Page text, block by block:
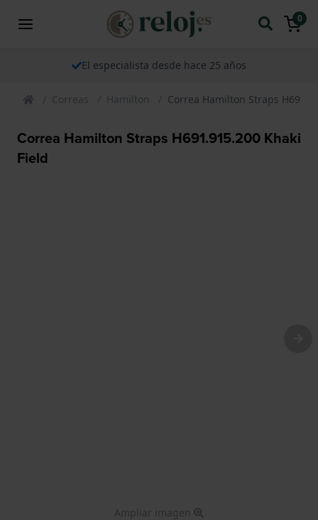
0
El especialista desde hace 25 años
Correas Hamilton Correa Hamilton Straps
Correa Hamilton Straps H691.915.200 Khaki
Field
Ampliar imagen